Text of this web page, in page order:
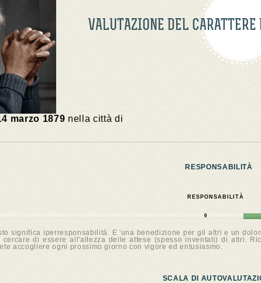
VALUTAZIONE DEL
marzo 1879 nella città di
RESPONSABILITÀ
RESPONSABILITÀ
0
significa iperresponsabilità. E 'una benedizione per gli altri e un
di essere all'altezza delle attese (spesso inventati) di altri.
accogliere ogni prossimo giorno con vigore ed entusiasmo.
SCALA DI